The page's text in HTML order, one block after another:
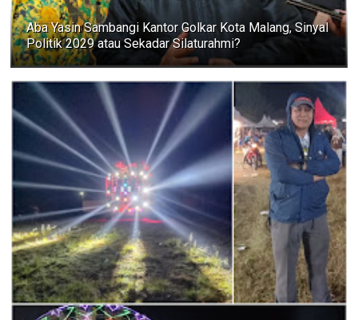
Aba Yasin Sambangi Kantor Golkar Kota Malang, Sinyal
Politik 2029 atau Sekadar Silaturahmi?